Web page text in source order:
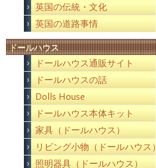
英国の伝統・文化
英国の道路事情
ドールハウス
ドールハウス通販サイト
ドールハウスの話
Dolls House
ドールハウス本体キット
家具（ドールハウス）
リビング小物（ドールハウス）
照明器具（ドールハウス）